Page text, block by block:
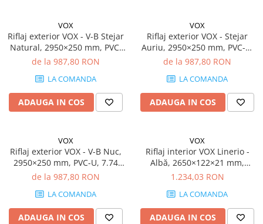
VOX
Riflaj exterior VOX - V-B Stejar
Natural, 2950×250 mm, PVC-
U, 7.74 mp/cutie (10 bucăți)
de la 987,80 RON
LA COMANDA
ADAUGA IN COS
VOX
Riflaj exterior VOX - Stejar
Auriu, 2950×250 mm, PVC-U,
7.74 mp/cutie (10 bucăți)
de la 987,80 RON
LA COMANDA
ADAUGA IN COS
VOX
Riflaj exterior VOX - V-B Nuc,
2950×250 mm, PVC-U, 7.74
mp/cutie (10 bucăți)
de la 987,80 RON
LA COMANDA
ADAUGA IN COS
VOX
Riflaj interior VOX Linerio -
Albă, 2650×122×21 mm,
Polistiren Extrudat XPS, 3.88
1.234,03 RON
LA COMANDA
ADAUGA IN COS